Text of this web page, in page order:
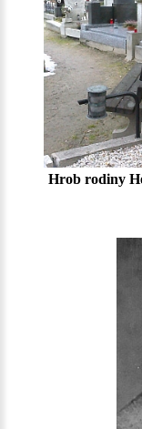
Hrob rodiny